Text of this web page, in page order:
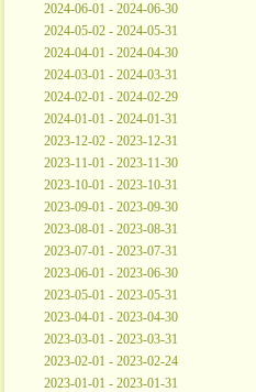
2024-06-01 - 2024-06-30
2024-05-02 - 2024-05-31
2024-04-01 - 2024-04-30
2024-03-01 - 2024-03-31
2024-02-01 - 2024-02-29
2024-01-01 - 2024-01-31
2023-12-02 - 2023-12-31
2023-11-01 - 2023-11-30
2023-10-01 - 2023-10-31
2023-09-01 - 2023-09-30
2023-08-01 - 2023-08-31
2023-07-01 - 2023-07-31
2023-06-01 - 2023-06-30
2023-05-01 - 2023-05-31
2023-04-01 - 2023-04-30
2023-03-01 - 2023-03-31
2023-02-01 - 2023-02-24
2023-01-01 - 2023-01-31